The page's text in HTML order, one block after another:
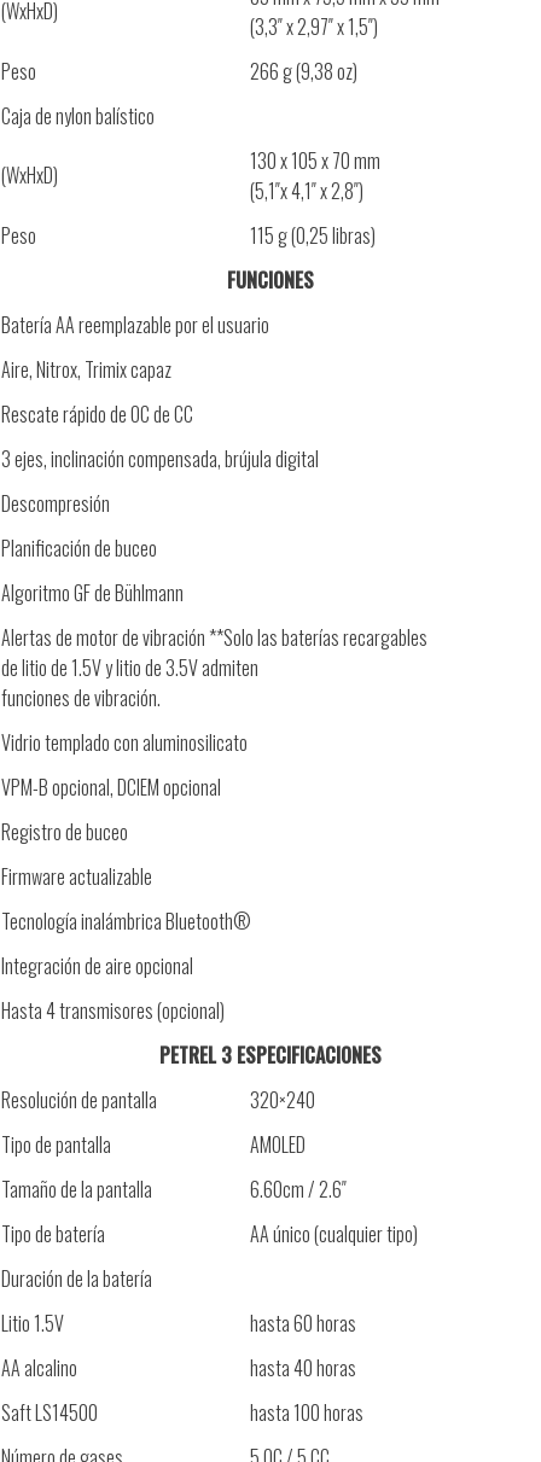
(WxHxD)
(3,3″ x 2,97″ x 1,5″)
Peso
266 g (9,38 oz)
Caja de nylon balístico
(WxHxD)
130 x 105 x 70 mm
(5,1″x 4,1″ x 2,8″)
Peso
115 g (0,25 libras)
FUNCIONES
Batería AA reemplazable por el usuario
Aire, Nitrox, Trimix capaz
Rescate rápido de OC de CC
3 ejes, inclinación compensada, brújula digital
Descompresión
Planificación de buceo
Algoritmo GF de Bühlmann
Alertas de motor de vibración **Solo las baterías recargables
de litio de 1.5V y litio de 3.5V admiten
funciones de vibración.
Vidrio templado con aluminosilicato
VPM-B opcional, DCIEM opcional
Registro de buceo
Firmware actualizable
Tecnología inalámbrica Bluetooth®
Integración de aire opcional
Hasta 4 transmisores (opcional)
PETREL 3 ESPECIFICACIONES
Resolución de pantalla
320×240
Tipo de pantalla
AMOLED
Tamaño de la pantalla
6.60cm / 2.6″
Tipo de batería
AA único (cualquier tipo)
Duración de la batería
Litio 1.5V
hasta 60 horas
AA alcalino
hasta 40 horas
Saft LS14500
hasta 100 horas